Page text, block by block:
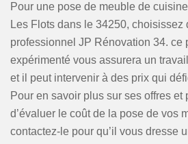
Pour une pose de meuble de
Les Flots dans le 34250, choisissez
professionnel JP Rénovation 34. ce
expérimenté vous assurera un
et il peut intervenir à des prix qui
Pour en savoir plus sur ses offres et
d’évaluer le coût de la pose de vos
contactez-le pour qu’il vous dresse